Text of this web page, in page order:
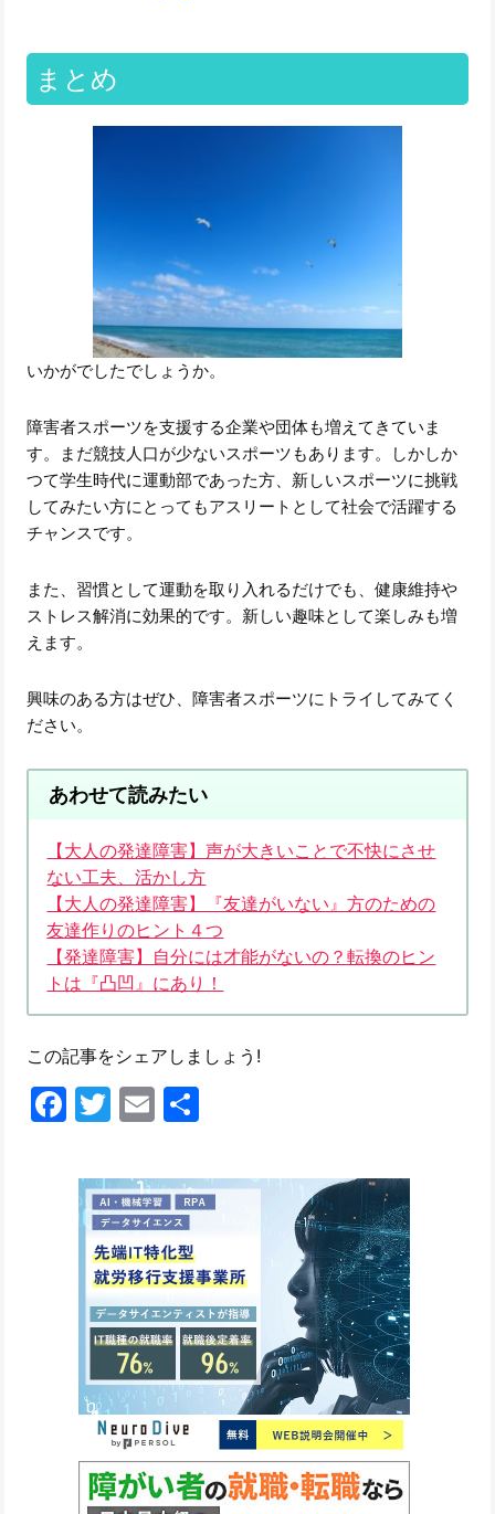
まとめ
いかがでしたでしょうか。
障害者スポーツを支援する企業や団体も増えてきていま
す。まだ競技人口が少ないスポーツもあります。しかしか
つて学生時代に運動部であった方、新しいスポーツに挑戦
してみたい方にとってもアスリートとして社会で活躍する
チャンスです。
また、習慣として運動を取り入れるだけでも、健康維持や
ストレス解消に効果的です。新しい趣味として楽しみも増
えます。
興味のある方はぜひ、障害者スポーツにトライしてみてく
ださい。
あわせて読みたい
【大人の発達障害】声が大きいことで不快にさせ
ない工夫、活かし方
【大人の発達障害】『友達がいない』方のための
友達作りのヒント４つ
【発達障害】自分には才能がないの？転換のヒン
トは『凸凹』にあり！
この記事をシェアしましょう!
Facebook
Twitter
Email